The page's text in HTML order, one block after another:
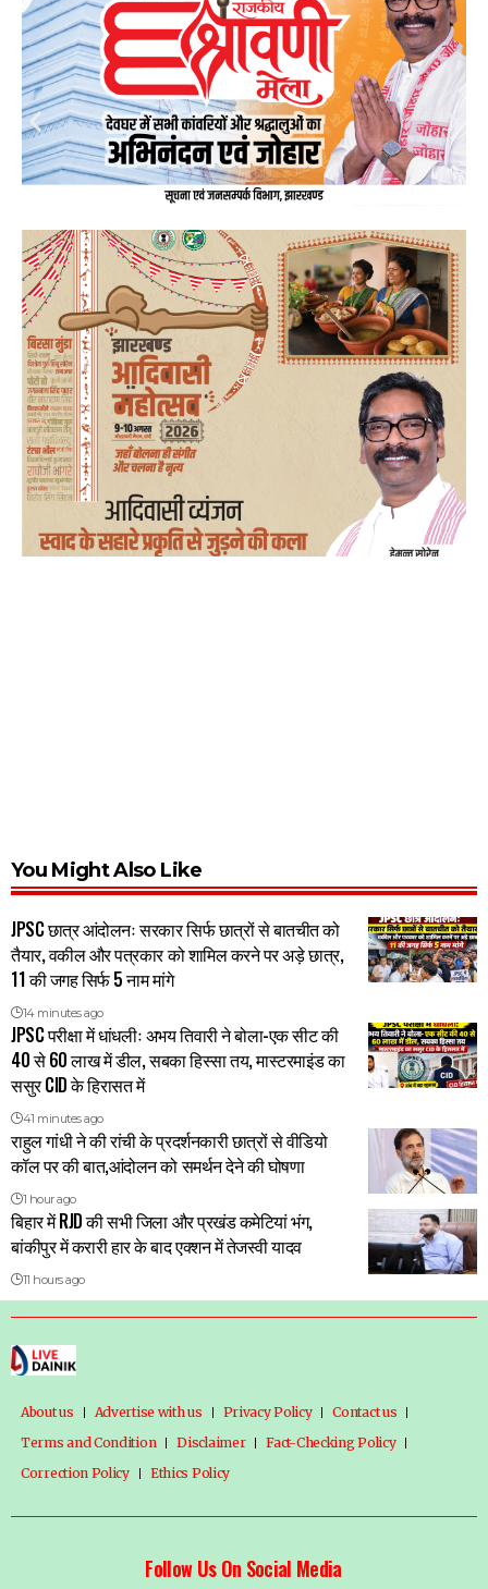
You Might Also Like
JPSC छात्र आंदोलनः सरकार सिर्फ छात्रों से बातचीत को
तैयार, वकील और पत्रकार को शामिल करने पर अड़े छात्र,
11 की जगह सिर्फ 5 नाम मांगे
14 minutes ago
JPSC परीक्षा में धांधलीः अभय तिवारी ने बोला-एक सीट की
40 से 60 लाख में डील, सबका हिस्सा तय, मास्टरमाइंड का
ससुर CID के हिरासत में
41 minutes ago
राहुल गांधी ने की रांची के प्रदर्शनकारी छात्रों से वीडियो
कॉल पर की बात,आंदोलन को समर्थन देने की घोषणा
1 hour ago
बिहार में RJD की सभी जिला और प्रखंड कमेटियां भंग,
बांकीपुर में करारी हार के बाद एक्शन में तेजस्वी यादव
11 hours ago
About us Advertise with us Privacy Policy
Contact us
Terms and Condition
Disclaimer
Fact-Checking Policy
Correction Policy
Ethics Policy
Follow Us On Social Media